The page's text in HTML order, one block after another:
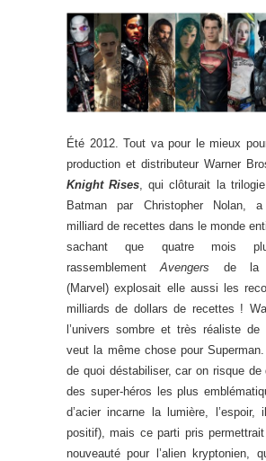
Été 2012. Tout va pour le mieux
production et distributeur Warner
Knight Rises , qui clôturait la
Batman par Christopher Nolan,
milliard de recettes dans le monde
sachant que quatre mois
rassemblement Avengers de la
(Marvel) explosait elle aussi les
milliards de dollars de recettes !
l’univers sombre et très réaliste de
veut la même chose pour Superman.
de quoi déstabiliser, car on risque de
des super-héros les plus
d’acier incarne la lumière, l’espoir,
positif), mais ce parti pris
nouveauté pour l’alien kryptonien,